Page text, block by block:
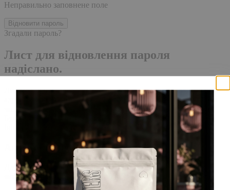
Неправильно заповнене поле
Відновити пароль
Згадали пароль?
Лист для відновлення пароля
надіслано.
Лист із посиланням для скидання пароля було надіслано на
адресу електронної пошти, прив'язану до вашого облікового
запису, доставка повідомлення може зайняти кілька хвилин.
Будь ласка, зачекайте щонайменше 10 хвилин, перш ніж
Акаунт створено
Для завершення реєстрації, перейдіть за посиланням у листі,
який було надіслано Вам на пошту!